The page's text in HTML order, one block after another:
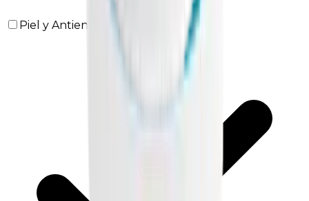
Piel y Antienvejecimiento